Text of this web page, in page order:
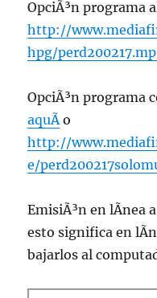
OpciÃ³n programa
http://
hpg/
OpciÃ³n programa
aquÃ­o
http://
e/
EmisiÃ³n en lÃ­nea
esto significa en
bajarlos al